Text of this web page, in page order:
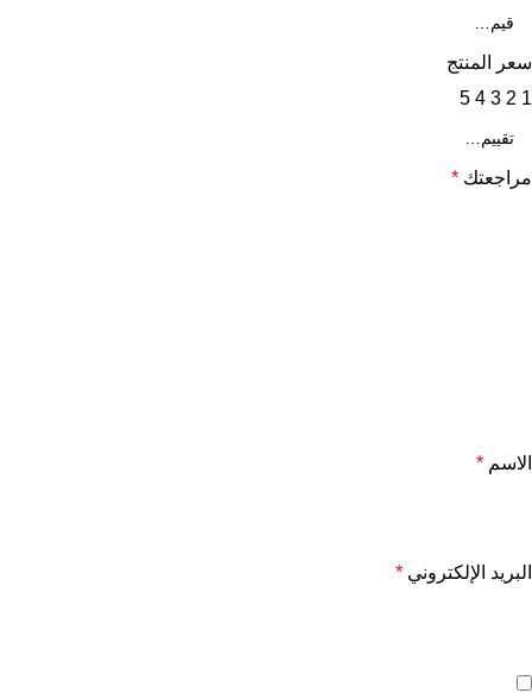
سعر المنتج
1
2
3
4
5
مراجعتك *
الاسم *
البريد الإلكتروني *